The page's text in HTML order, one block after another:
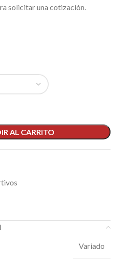
solicitar una cotización.
AL CARRITO
Variado